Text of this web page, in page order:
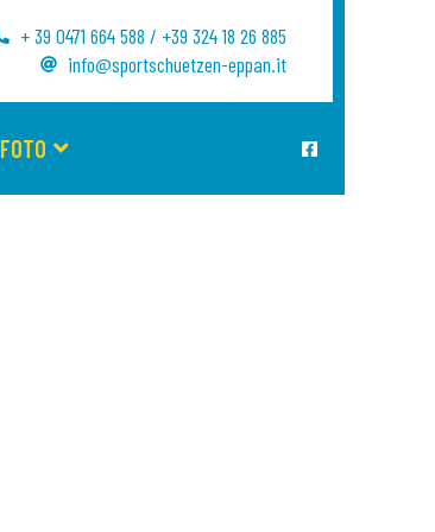
+ 39 0471 664 588 / +39 324 18 26 885
info@sportschuetzen-eppan.it
FOTO